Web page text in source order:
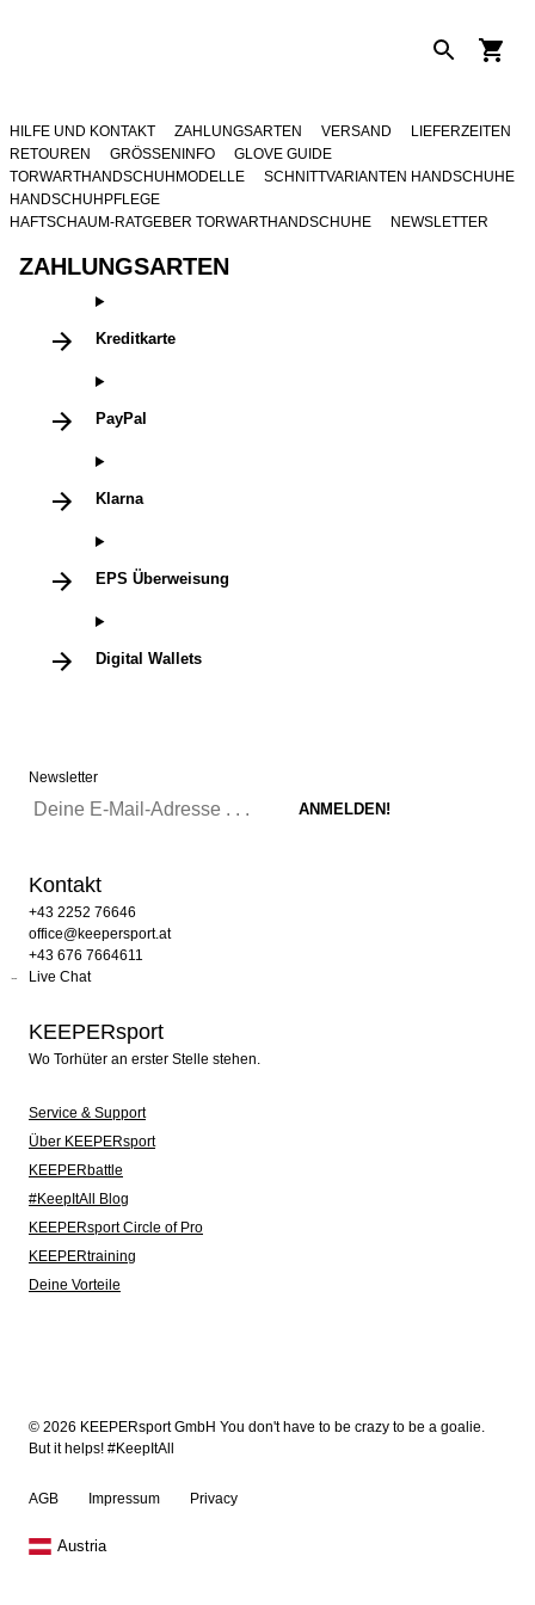
HILFE UND KONTAKT ZAHLUNGSARTEN VERSAND
LIEFERZEITEN
RETOUREN
GRÖSSENINFO
GLOVE GUIDE
TORWARTHANDSCHUHMODELLE
SCHNITTVARIANTEN HANDSCHUHE
HANDSCHUHPFLEGE
HAFTSCHAUM-RATGEBER TORWARTHANDSCHUHE
NEWSLETTER
ZAHLUNGSARTEN
Kreditkarte
PayPal
Klarna
EPS Überweisung
Digital Wallets
Newsletter
Kontakt
+43 2252 76646
office@keepersport.at
+43 676 7664611
Live Chat
KEEPERsport
Wo Torhüter an erster Stelle stehen.
Service & Support
Über KEEPERsport
KEEPERbattle
#KeepItAll Blog
KEEPERsport Circle of Pro
KEEPERtraining
Deine Vorteile
© 2026 KEEPERsport GmbH You don't have to be crazy to be a goalie.
But it helps! #KeepItAll
AGB Impressum Privacy
Austria